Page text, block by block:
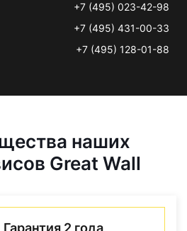
+7 (495) 023-42-98
+7 (495) 431-00-33
+7 (495) 128-01-88
наших
Great Wall
Гарантия 2 года